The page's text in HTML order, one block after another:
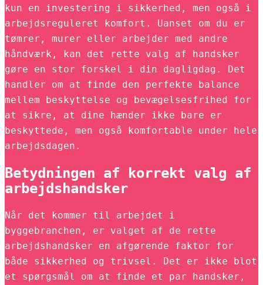
kun en investering i sikkerhed, men også i
arbejdsreguleret komfort. Uanset om du er
tømrer, murer eller arbejder med andre
håndværk, kan det rette valg af handsker
gøre en stor forskel i din dagligdag. Det
handler om at finde den perfekte balance
mellem beskyttelse og bevægelsesfrihed for
at sikre, at dine hænder ikke bare er
beskyttede, men også komfortable under hele
arbejdsdagen.
Betydningen af korrekt valg af
arbejdshandsker
Når det kommer til arbejdet i
byggebranchen, er valget af de rette
arbejdshandsker en afgørende faktor for
både sikkerhed og trivsel. Det er ikke blot
et spørgsmål om at finde et par handsker,